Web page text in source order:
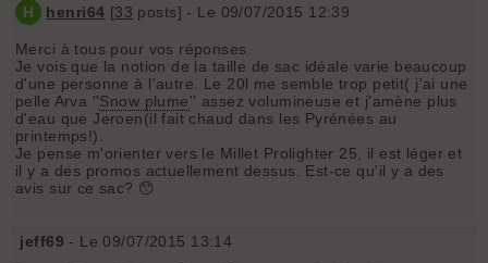
H henri64 [33 posts] - Le 09/07/2015 12:39
Merci à tous pour vos réponses.
Je vois que la notion de la taille de sac idéale varie beaucoup
d'une personne à l'autre. Le 20l me semble trop petit( j'ai une
pelle Arva ''Snow plume'' assez volumineuse et j'amène plus
d'eau que Jeroen(il fait chaud dans les Pyrénées au
printemps!).
Je pense m'orienter vers le Millet Prolighter 25, il est léger et
il y a des promos actuellement dessus. Est-ce qu'il y a des
avis sur ce sac? 😯
jeff69 - Le 09/07/2015 13:14